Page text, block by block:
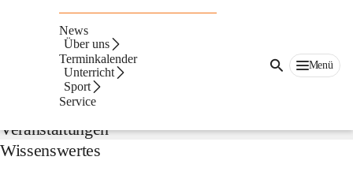
News
Über uns
Terminkalender
Unterricht
Sport
Service
Menü
Aktuelles
Veranstaltungen
Wissenswertes